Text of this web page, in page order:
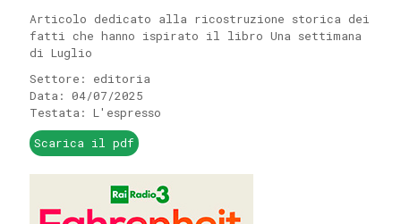
Articolo dedicato alla ricostruzione storica dei
fatti che hanno ispirato il libro Una settimana
di Luglio
Settore: editoria
Data: 04/07/2025
Testata: L'espresso
Scarica il pdf